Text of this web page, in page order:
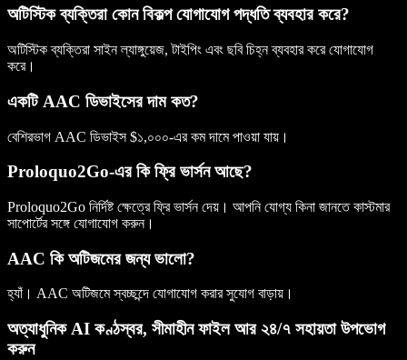
অটিস্টিক ব্যক্তিরা কোন বিকল্প যোগাযোগ পদ্ধতি ব্যবহার করে?
অটিস্টিক ব্যক্তিরা সাইন ল্যাঙ্গুয়েজ, টাইপিং এবং ছবি চিহ্ন ব্যবহার করে যোগাযোগ
করে।
একটি AAC ডিভাইসের দাম কত?
বেশিরভাগ AAC ডিভাইস $১,০০০-এর কম দামে পাওয়া যায়।
Proloquo2Go-এর কি ফ্রি ভার্সন আছে?
Proloquo2Go নির্দিষ্ট ক্ষেত্রে ফ্রি ভার্সন দেয়। আপনি যোগ্য কিনা জানতে কাস্টমার
সাপোর্টের সঙ্গে যোগাযোগ করুন।
AAC কি অটিজমের জন্য ভালো?
হ্যাঁ। AAC অটিজমে স্বচ্ছন্দে যোগাযোগ করার সুযোগ বাড়ায়।
অত্যাধুনিক AI কণ্ঠস্বর, সীমাহীন ফাইল আর ২৪/৭ সহায়তা উপভোগ
করুন